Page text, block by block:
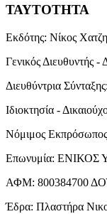
ΤΑΥΤΟΤΗΤΑ
Εκδότης: Νίκος
Γενικός Διευθυντής -
Διευθύντρια Σύνταξης:
Ιδιοκτησία -
Νόμιμος
Επωνυμία: ΕΝΙΚΟΣ
ΑΦΜ: 800384700
Έδρα: Πλαστήρα